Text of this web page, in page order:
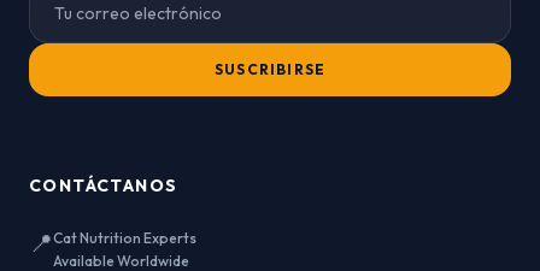
SUSCRIBIRSE
CONTÁCTANOS
📍Cat Nutrition Experts
Available Worldwide